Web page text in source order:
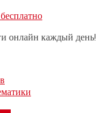
онлайн каждый день!
: заработок